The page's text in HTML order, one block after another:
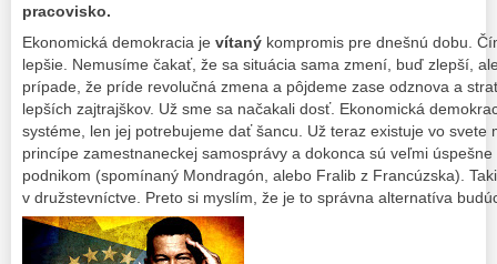
pracovisko.
Ekonomická demokracia je vítaný kompromis pre dnešnú dobu.
lepšie. Nemusíme čakať, že sa situácia sama zmení, buď zlepší,
prípade, že príde revolučná zmena a pôjdeme zase odznova a
lepších zajtrajškov. Už sme sa načakali dosť. Ekonomická
systéme, len jej potrebujeme dať šancu. Už teraz existuje vo svete
princípe zamestnaneckej samosprávy a dokonca sú veľmi
podnikom (spomínaný Mondragón, alebo Fralib z Francúzska).
v družstevníctve. Preto si myslím, že je to správna alternatíva